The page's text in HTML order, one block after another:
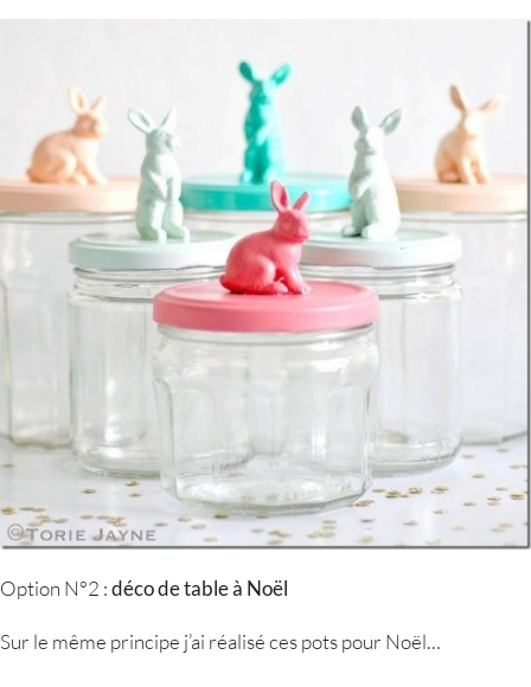
Option N°2 :déco de table à Noël
Sur le même principe j’ai réalisé ces pots pour Noël…